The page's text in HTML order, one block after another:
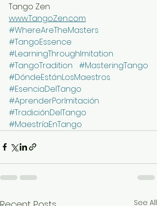
Tango Zen
www.TangoZen.com
#WhereAreTheMasters
#TangoEssence
#LearningThroughImitation
#TangoTradition
#MasteringTango
#DóndeEstánLosMaestros
#EsenciaDelTango
#AprenderPorImitación
#TradiciónDelTango
#MaestríaEnTango
See All